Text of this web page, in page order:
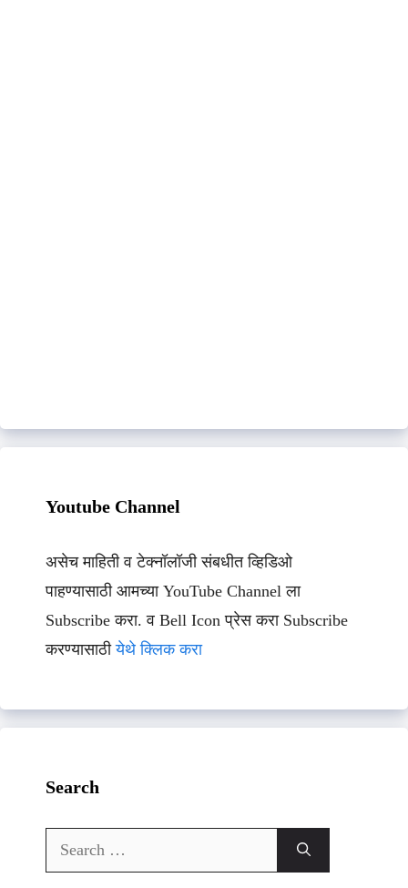
Youtube Channel
असेच माहिती व टेक्नॉलॉजी संबधीत व्हिडिओ
पाहण्यासाठी आमच्या YouTube Channel ला
Subscribe करा. व Bell Icon प्रेस करा Subscribe
करण्यासाठीयेथे क्लिक करा
Search
Search
for: